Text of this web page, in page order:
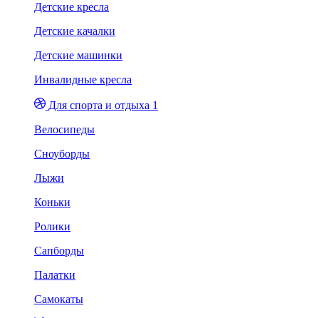
Детские кресла
Детские качалки
Детские машинки
Инвалидные кресла
Для спорта и отдыха 1
Велосипеды
Сноуборды
Лыжи
Коньки
Ролики
Сапборды
Палатки
Самокаты